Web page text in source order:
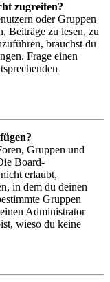
zugreifen?
oder Gruppen
Beiträge zu lesen, zu
brauchst du
Frage einen
Gruppen und
Board-
erlaubt,
in dem du deinen
Gruppen
Administrator
wieso du keine